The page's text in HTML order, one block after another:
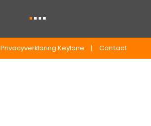
Privacyverklaring Keylane Contact